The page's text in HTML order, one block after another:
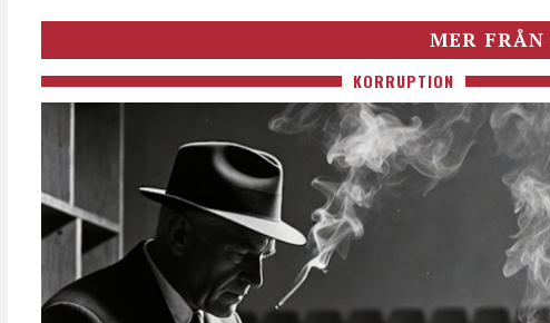
MER FRÅN
KORRUPTION